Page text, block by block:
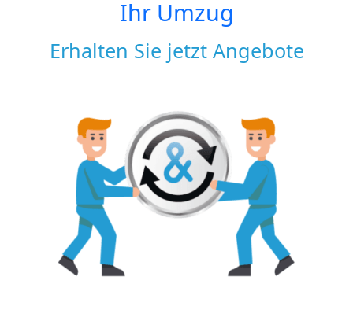
Ihr Umzug
Erhalten Sie jetzt Angebote